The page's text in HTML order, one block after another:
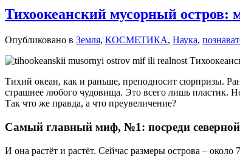
Тихоокеанский мусорный остров:
Опубликовано в Земля, КОСМЕТИКА, Наука,
Тихий океан, как и раньше, преподносит сюрпризы.
страшнее любого чудовища. Это всего лишь пластик.
Так что же правда, а что преувеличение?
Самый главный миф, №1: посреди северной
И она растёт и растёт. Сейчас размеры острова –